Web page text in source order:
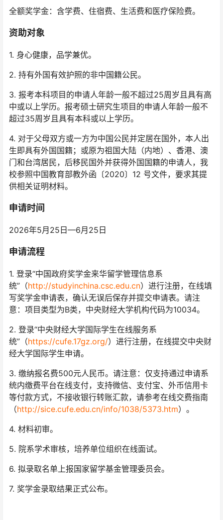
全额奖学金：含学费、住宿费、生活费和医疗保险费。
资助对象
1. 身心健康，品学兼优。
2. 持有外国有效护照的非中国籍公民。
3. 报考本科项目的申请人年龄一般不超过25周岁且具有高
中或以上学历。报考硕士研究生项目的申请人年龄一般不
超过35周岁且具有本科或以上学历。
4. 对于父母双方或一方为中国公民并定居在国外，本人出
生即具有外国国籍；或原为祖国大陆（内地）、香港、澳
门和台湾居民，后移民国外并获得外国国籍的申请人，我
校参照中国教育部教外函〔2020〕12 号文件，要求其提
供相关证明材料。
申请时间
2026年5月25日—6月25日
申请流程
1. 登录“中国政府奖学金来华留学管理信息系
统”（http://studyinchina.csc.edu.cn）进行注册，在线填
写奖学金申请表，确认无误后保存并提交申请表。请注
意：项目类型为B类，中央财经大学机构代码为10034。
2. 登录“中央财经大学国际学生在线服务系
统”（https://cufe.17gz.org/）进行注册，在线提交中央财
经大学国际学生申请。
3. 缴纳报名费500元人民币。请注意：仅支持通过申请系
统内缴费平台在线支付，支持微信、支付宝、外币信用卡
等付款方式，不接收银行转账汇款，请参考在线交费指南
（http://sice.cufe.edu.cn/info/1038/5373.htm）。
4. 材料初审。
5. 院系学术审核，培养单位组织在线面试。
6. 拟录取名单上报国家留学基金管理委员会。
7. 奖学金录取结果正式公布。